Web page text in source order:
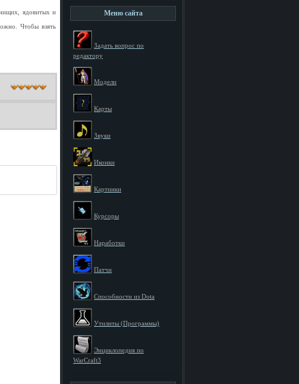
ядовитых и
Чтобы взять
Меню сайта
Задать вопрос по
редактору
Модели
Карты
Звуки
Иконки
Картинки
Курсоры
Наработки
Патчи
Способности из Dota
Утилиты (Программы)
Энциклопедия по
WarCraft3